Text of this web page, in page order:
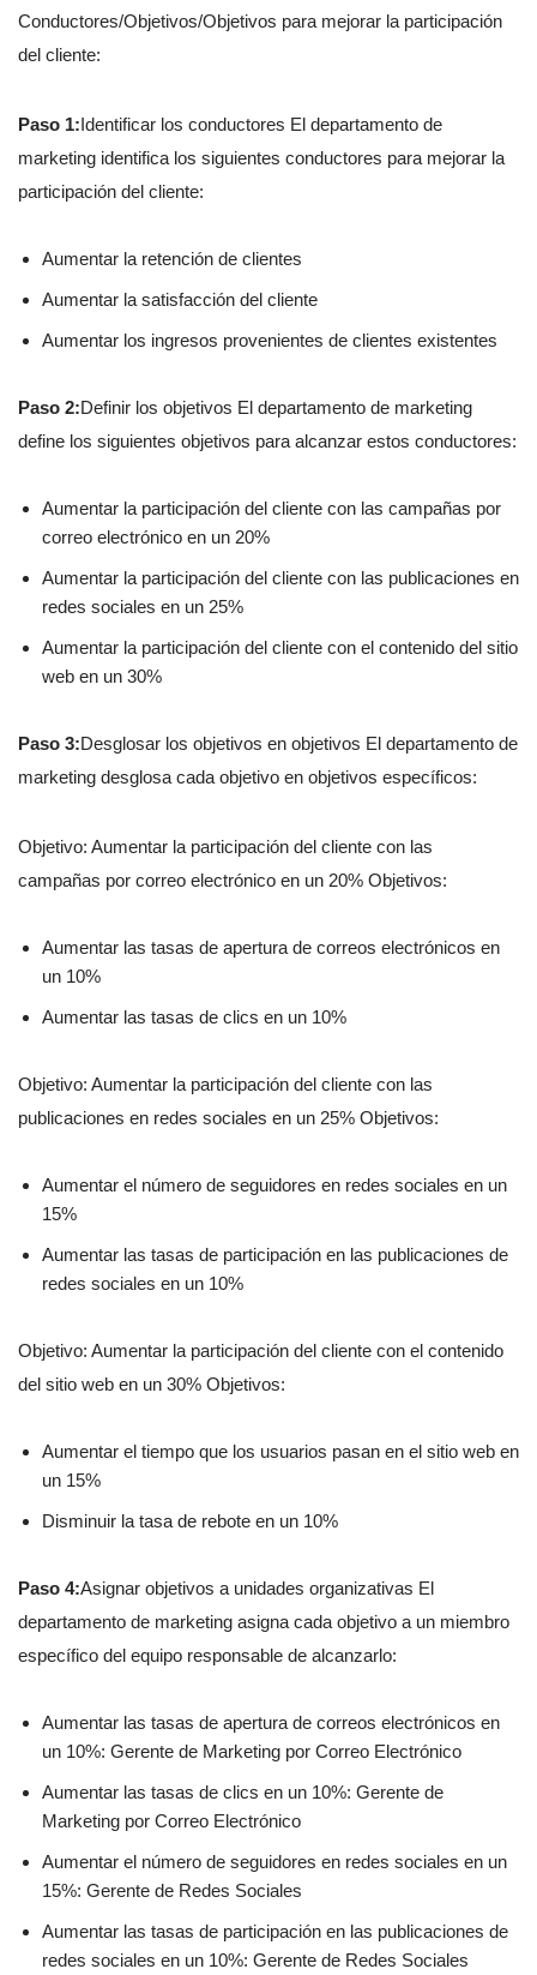
Conductores/Objetivos/Objetivos para mejorar la participación
del cliente:
Paso 1:Identificar los conductores El departamento de
marketing identifica los siguientes conductores para mejorar la
participación del cliente:
Aumentar la retención de clientes
Aumentar la satisfacción del cliente
Aumentar los ingresos provenientes de clientes existentes
Paso 2:Definir los objetivos El departamento de marketing
define los siguientes objetivos para alcanzar estos conductores:
Aumentar la participación del cliente con las campañas por
correo electrónico en un 20%
Aumentar la participación del cliente con las publicaciones en
redes sociales en un 25%
Aumentar la participación del cliente con el contenido del sitio
web en un 30%
Paso 3:Desglosar los objetivos en objetivos El departamento de
marketing desglosa cada objetivo en objetivos específicos:
Objetivo: Aumentar la participación del cliente con las
campañas por correo electrónico en un 20% Objetivos:
Aumentar las tasas de apertura de correos electrónicos en
un 10%
Aumentar las tasas de clics en un 10%
Objetivo: Aumentar la participación del cliente con las
publicaciones en redes sociales en un 25% Objetivos:
Aumentar el número de seguidores en redes sociales en un
15%
Aumentar las tasas de participación en las publicaciones de
redes sociales en un 10%
Objetivo: Aumentar la participación del cliente con el contenido
del sitio web en un 30% Objetivos:
Aumentar el tiempo que los usuarios pasan en el sitio web en
un 15%
Disminuir la tasa de rebote en un 10%
Paso 4:Asignar objetivos a unidades organizativas El
departamento de marketing asigna cada objetivo a un miembro
específico del equipo responsable de alcanzarlo:
Aumentar las tasas de apertura de correos electrónicos en
un 10%: Gerente de Marketing por Correo Electrónico
Aumentar las tasas de clics en un 10%: Gerente de
Marketing por Correo Electrónico
Aumentar el número de seguidores en redes sociales en un
15%: Gerente de Redes Sociales
Aumentar las tasas de participación en las publicaciones de
redes sociales en un 10%: Gerente de Redes Sociales